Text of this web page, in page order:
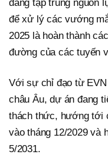
đang tập trung nguồn
để xử lý các vướng
2025 là hoàn thành
đường của các tuyến
Với sự chỉ đạo từ
châu Âu, dự án đang
thách thức, hướng tới
vào tháng 12/2029 và
5/2031.